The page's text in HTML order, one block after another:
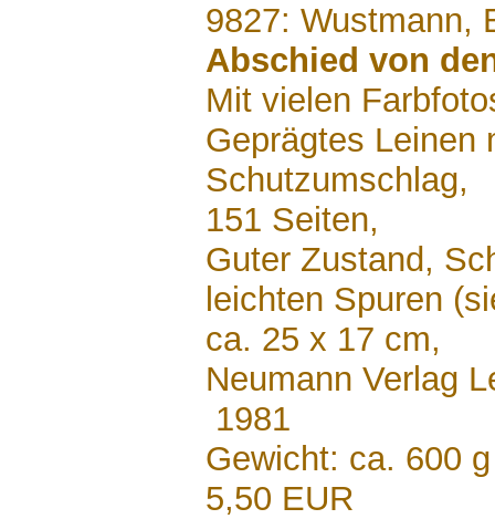
9827: Wustmann,
Abschied von
Mit vielen
Geprägtes Leinen
Schutzumschlag,
151 Seiten,
Guter Zustand,
leichten Spuren
ca. 25 x 17 cm,
Neumann Verlag
1981
Gewicht: ca. 600 g
5,50 EUR